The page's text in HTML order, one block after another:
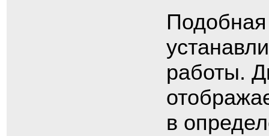
работы.
в